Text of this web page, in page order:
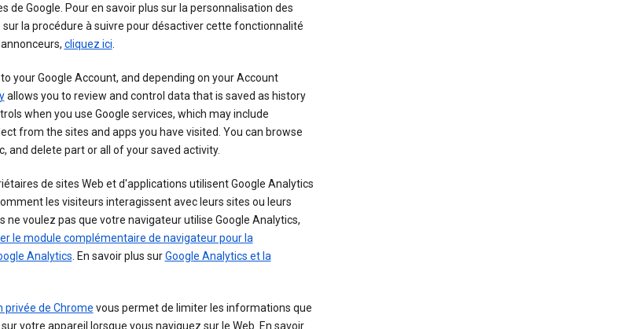
de Google. Pour en savoir plus sur la personnalisation des
sur la procédure à suivre pour désactiver cette fonctionnalité
cliquez ici.
your Google Account, and depending on your Account
allows you to review and control data that is saved as history
when you use Google services, which may include
from the sites and apps you have visited. You can browse
and delete part or all of your saved activity.
de sites Web et d'applications utilisent Google Analytics
les visiteurs interagissent avec leurs sites ou leurs
ne voulez pas que votre navigateur utilise Google Analytics,
le module complémentaire de navigateur pour la
Analytics. En savoir plus surGoogle Analytics et la
privée de Chrome vous permet de limiter les informations que
votre appareil lorsque vous naviguez sur le Web. En savoir